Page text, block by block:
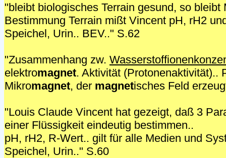
"bleibt biologisches Terrain gesund, so bleibt
Bestimmung Terrain mißt Vincent pH, rH2
Speichel, Urin.. BEV.." S.62
"Zusammenhang zw.
elektromagnet. Aktivität (Protonenaktivität)..
Mikromagnet, der magnetisches Feld
"Louis Claude Vincent hat gezeigt, daß 3
einer Flüssigkeit eindeutig bestimmen..
pH, rH2, R-Wert.. gilt für alle Medien und
Speichel, Urin.." S.60